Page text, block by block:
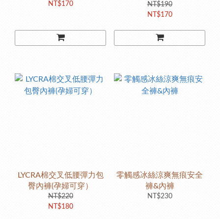
NT$170
NT$190
NT$170
LYCRA棉交叉低腰彈力包
臀內褲(孕婦可穿）
NT$220
NT$180
零觸感冰絲涼爽無痕安全
褲&內褲
NT$230